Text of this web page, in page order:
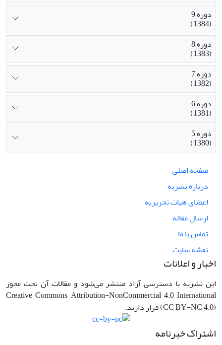
دوره 9
(1384)
دوره 8
(1383)
دوره 7
(1382)
دوره 6
(1381)
دوره 5
(1380)
صفحه اصلی
درباره نشریه
اعضای هیات تحریریه
ارسال مقاله
تماس با ما
نقشه سایت
اخبار و اعلانات
این نشریه با دسترسی آزاد منتشر می‌شود و مقالات آن تحت مجوز
Creative Commons Attribution-NonCommercial 4.0 International
(CC BY-NC 4.0) قرار دارند.
اشتراک خبرنامه